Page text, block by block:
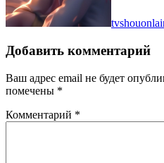
Добавить комментарий
Ваш адрес email не будет
помечены *
Комментарий *